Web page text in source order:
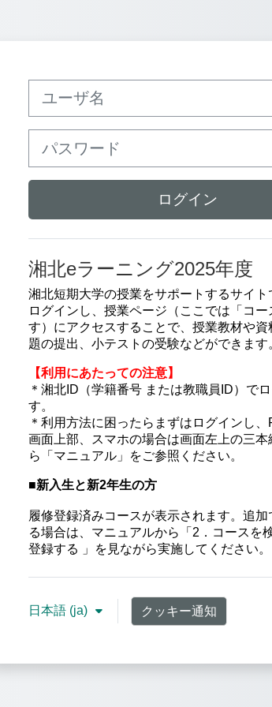
ログイン
湘北eラーニング2025年度
湘北短期大学の授業をサポートするサイト
ログインし、授業ページ（ここでは「コー
す）にアクセスすることで、授業教材や資
題の提出、小テストの受験などができます
【利用にあたっての注意】
＊湘北ID（学籍番号 または教職員ID）で
す。
＊利用方法に困ったらまずはログインし
画面上部、スマホの場合は画面左上の三本
ら「マニュアル」をご参照ください。
■新入生と新2年生の方
履修登録済みコースが表示されます。追加
る場合は、マニュアルから「2．コースを
登録する 」を見ながら実施してください。
日本語 ‎(ja)‎ クッキー通知